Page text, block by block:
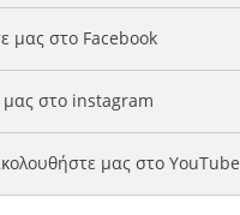
μας στο Facebook
μας στο instagram
μας στο YouTube